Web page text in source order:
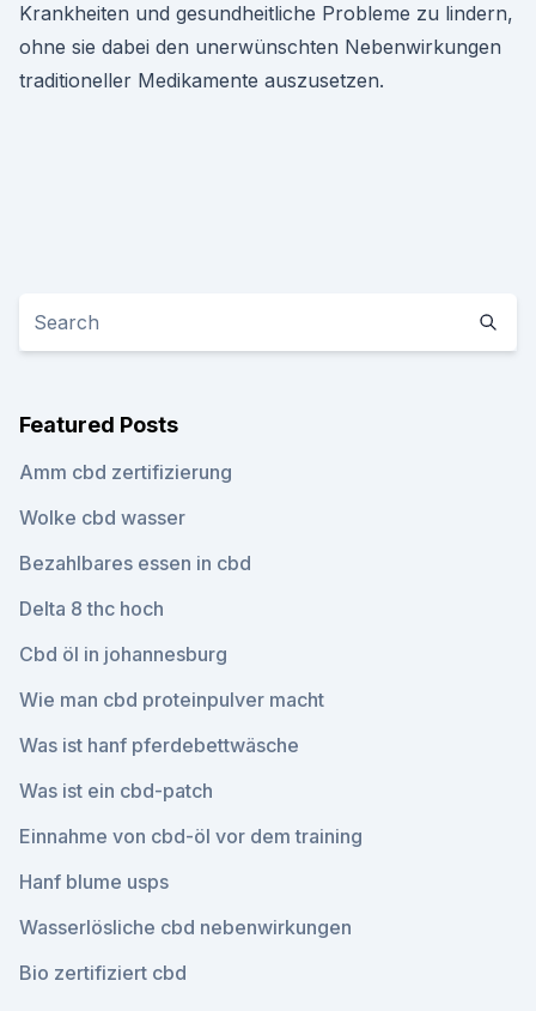
Krankheiten und gesundheitliche Probleme zu lindern,
ohne sie dabei den unerwünschten Nebenwirkungen
traditioneller Medikamente auszusetzen.
Featured Posts
Amm cbd zertifizierung
Wolke cbd wasser
Bezahlbares essen in cbd
Delta 8 thc hoch
Cbd öl in johannesburg
Wie man cbd proteinpulver macht
Was ist hanf pferdebettwäsche
Was ist ein cbd-patch
Einnahme von cbd-öl vor dem training
Hanf blume usps
Wasserlösliche cbd nebenwirkungen
Bio zertifiziert cbd